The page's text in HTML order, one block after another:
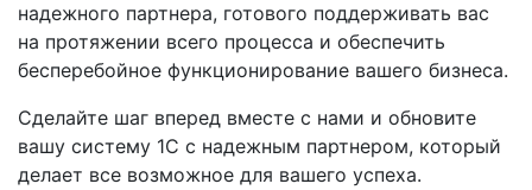
надежного партнера, готового поддерживать вас
на протяжении всего процесса и обеспечить
бесперебойное функционирование вашего бизнеса.
Сделайте шаг вперед вместе с нами и обновите
вашу систему 1C с надежным партнером, который
делает все возможное для вашего успеха.